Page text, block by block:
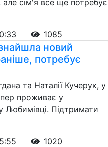
1085
новий
потребує
та Наталії Кучерук, у
проживає у
Підтримати
1020